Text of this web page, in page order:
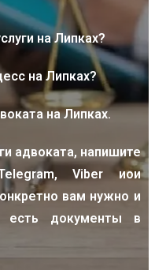
на Липках?
на Липках?
на Липках.
адвоката, напишите
Viber иои
вам нужно и
есть документы в